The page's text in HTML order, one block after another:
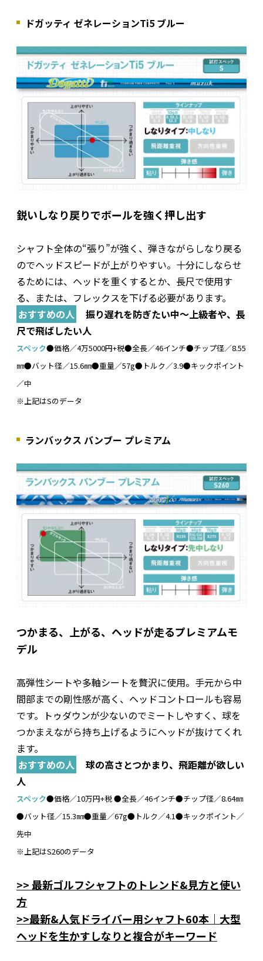
ドガッティ ゼネレーションTi5 ブルー
鋭いしなり戻りでボールを強く押し出す
シャフト全体の“張り”が強く、弾きながらしなり戻る
のでヘッドスピードが上がりやすい。十分にしならせ
るためには、ヘッドを重くするとか、長尺で使用す
る、または、フレックスを下げる必要があります。
おすすめの人
振り遅れを防ぎたい中～上級者や、長
尺で飛ばしたい人
スペック●価格／4万5000円+税●全長／46インチ●チップ径／8.55
㎜●バット径／15.6㎜●重量／57g●トルク／3.9●キックポイント
／中
※上記はSのデータ
ランバックス バンブー プレミアム
つかまる、上がる、ヘッドが走るプレミアムモ
デル
高弾性シートや多軸シートを贅沢に使用。手元から中
間部までの剛性感が高く、ヘッドコントロールも容易
です。トゥダウンが少ないのでミートしやすく、球を
つかまえながら持ち上げるようにヘッドが抜けてくれ
ます。
おすすめの人
球の高さとつかまり、飛距離が欲しい
人
スペック●価格／10万円+税 ●全長／46インチ●チップ径／8.64㎜
●バット径／15.3㎜●重量／67g●トルク／4.1●キックポイント／
先中
※上記はS260のデータ
>> 最新ゴルフシャフトのトレンド&見方と使い
方
>>最新&人気ドライバー用シャフト60本｜大型
ヘッドを生かすしなりと複合がキーワード